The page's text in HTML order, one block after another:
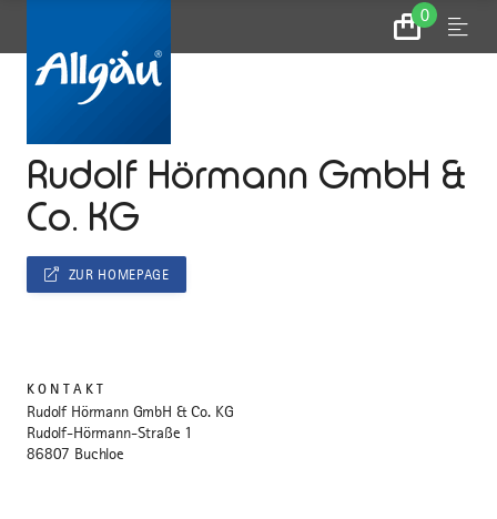
0
Zum
Warenkorb
Menu
Rudolf Hörmann GmbH &
Co. KG
ZUR HOMEPAGE
KONTAKT
Rudolf Hörmann GmbH & Co. KG
Rudolf-Hörmann-Straße 1
86807 Buchloe